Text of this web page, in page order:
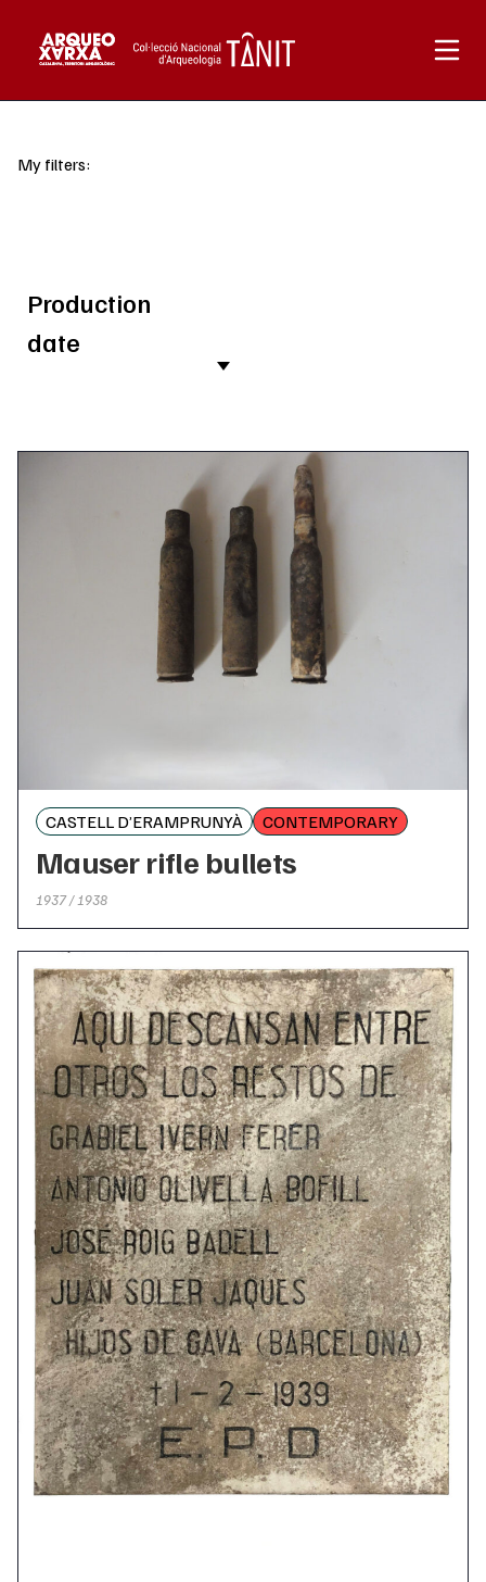
Skip to content
My filters:
Production
date
CASTELL D’ERAMPRUNYÀ CONTEMPORARY
Mauser rifle bullets
1937 / 1938